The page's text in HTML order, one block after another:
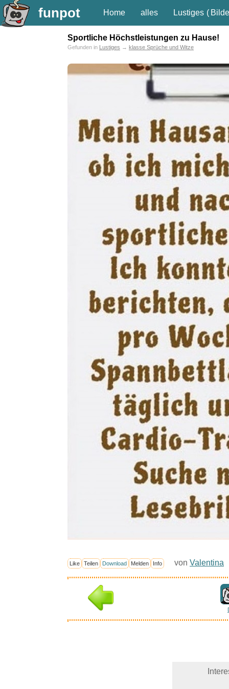
funpot Home alles Lustiges (
Sportliche Höchstleistungen zu Hause!
Gefunden in Lustiges → klasse Sprüche und Witze
Like Teilen Download Melden Info von Valentina